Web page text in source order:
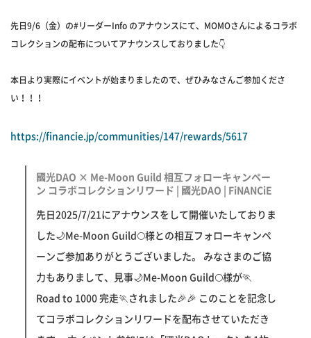
先日9/6（金）の#リーダーInfo のアナウンスにて、MOMOさんによるコラボ
コレクションの配布についてアナウンスしておりました👇
本日より実際にイベントが始まりましたので、ぜひみなさんご参加くださ
い！！！
https://financie.jp/communities/147/rewards/5617
國光DAO × Me-Moon Guild 相互フォローキャンペー
ン コラボコレクションリワード | 國光DAO | FiNANCiE
先日2025/7/21にアナウンスをして開催いたしておりま
した🌙Me-Moon Guild🌕様との相互フォローキャンペ
ーンご参加ありがとうございました。 みなさまのご協
力もありまして、見事🌙Me-Moon Guild🌕様が🏃
Road to 1000 完走🏃されました🎉🎉 このことを記念し
てコラボコレクションリワードを配布させていただき